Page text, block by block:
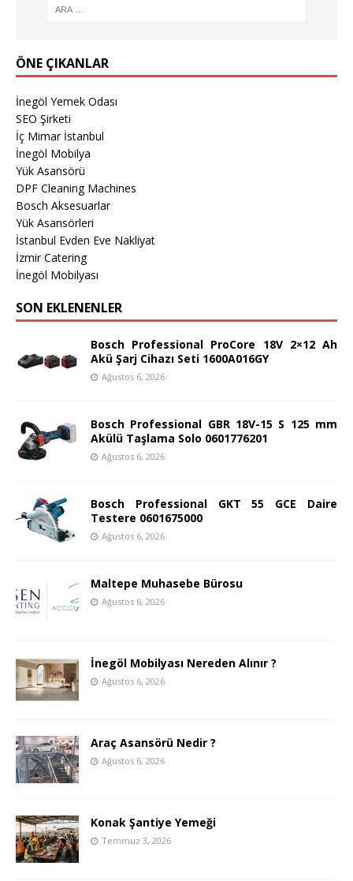
ÖNE ÇIKANLAR
İnegöl Yemek Odası
SEO Şirketi
İç Mimar İstanbul
İnegöl Mobilya
Yük Asansörü
DPF Cleaning Machines
Bosch Aksesuarlar
Yük Asansörleri
İstanbul Evden Eve Nakliyat
İzmir Catering
İnegöl Mobilyası
SON EKLENENLER
Bosch Professional ProCore 18V 2×12 Ah
Akü Şarj Cihazı Seti 1600A016GY
Ağustos 6, 2026
Bosch Professional GBR 18V-15 S 125 mm
Akülü Taşlama Solo 0601776201
Ağustos 6, 2026
Bosch Professional GKT 55 GCE Daire
Testere 0601675000
Ağustos 6, 2026
Maltepe Muhasebe Bürosu
Ağustos 6, 2026
İnegöl Mobilyası Nereden Alınır ?
Ağustos 6, 2026
Araç Asansörü Nedir ?
Ağustos 6, 2026
Konak Şantiye Yemeği
Temmuz 3, 2026